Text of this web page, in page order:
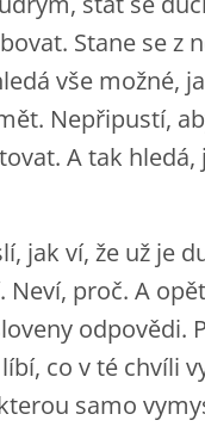
Stane se z
vše možné,
Nepřipustí,
A tak
jak ví, že už je
proč. A
odpovědi.
co v té chvíli
samo